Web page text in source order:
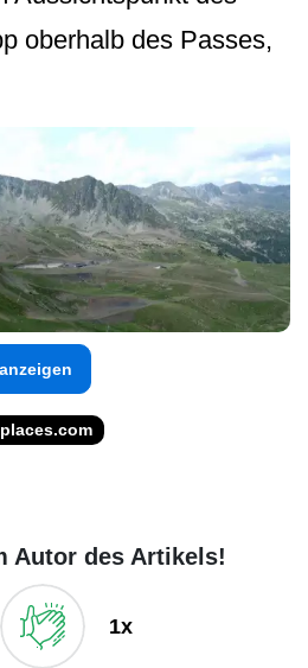
oberhalb des Passes,
Autor des Artikels!
1x